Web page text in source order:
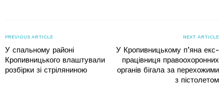
PREVIOUS ARTICLE
У спальному районі
Кропивницького влаштували
розбірки зі стріляниною
NEXT ARTICLE
У Кропивницькому п’яна екс-
працівниця правоохоронних
органів бігала за перехожими
з пістолетом